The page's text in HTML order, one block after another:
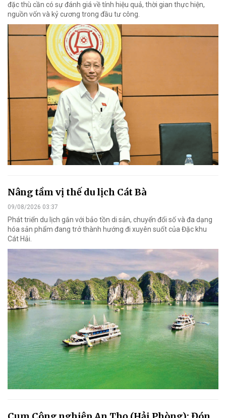
đặc thù cần có sự đánh giá về tính hiệu quả, thời gian thực hiện,
nguồn vốn và kỷ cương trong đầu tư công.
Nâng tầm vị thế du lịch Cát Bà
09/08/2026 03:37
Phát triển du lịch gắn với bảo tồn di sản, chuyển đổi số và đa dạng
hóa sản phẩm đang trở thành hướng đi xuyên suốt của Đặc khu
Cát Hải.